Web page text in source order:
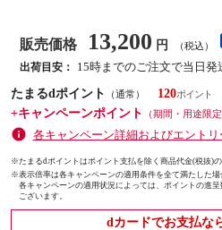
販売価格 13,200 円 （税込）
出荷目安：
15時までのご注文で当日発
たまるdポイント
（通常）
120
+キャンペーンポイント
（期間・用途限定
各キャンペーン詳細およびエントリ
※たまるdポイントはポイント支払を除く商品代金(税抜)の
※表示倍率は各キャンペーンの適用条件を全て満たした場
各キャンペーンの適用状況によっては、ポイントの進
ございます。
dカードでお支払な